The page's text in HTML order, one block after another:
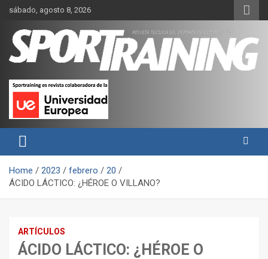
Skip
content
sábado, agosto 8, 2026
Revista técnica del deporte
Sport Training
rendimiento, nutrición y entrenamiento.
Home 2023 febrero
20
ÁCIDO LÁCTICO: ¿HÉROE O VILLANO?
ARTÍCULOS
ÁCIDO LÁCTICO: ¿HÉROE O